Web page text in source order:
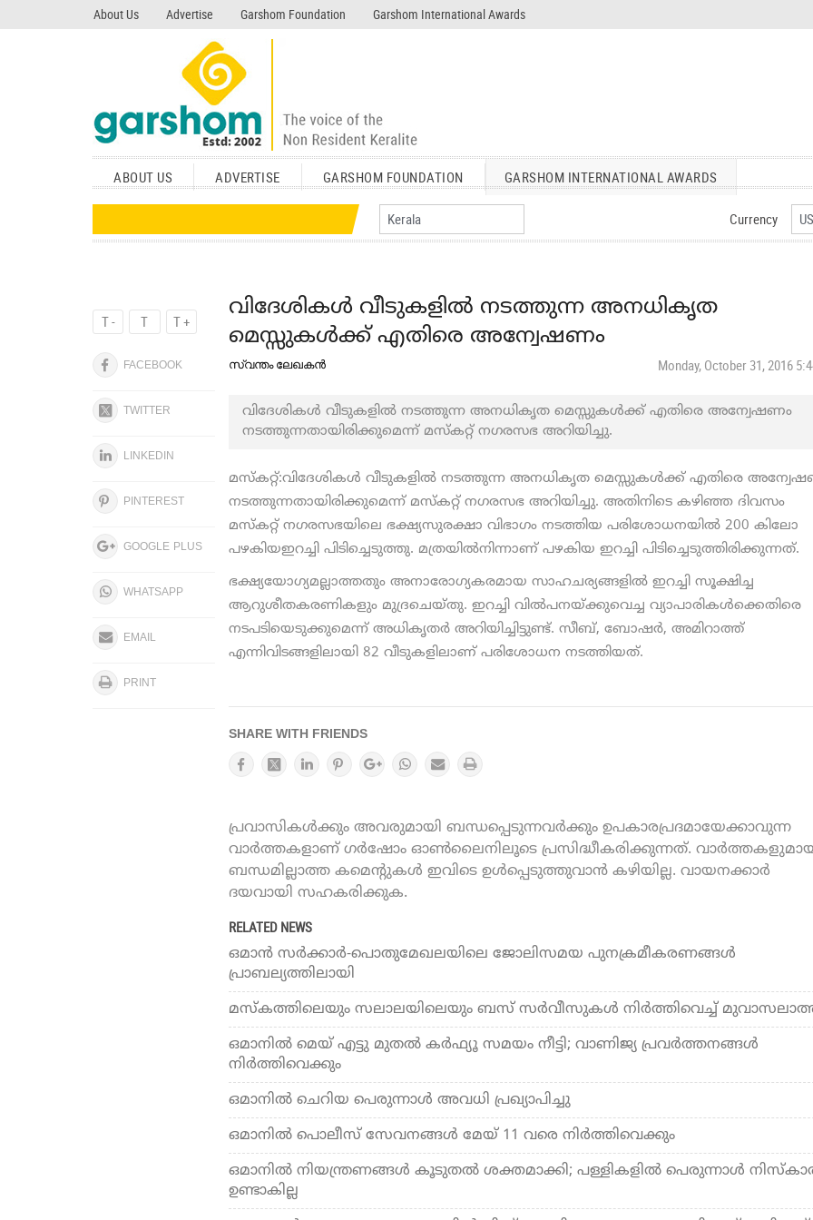
About Us Advertise Garshom Foundation Garshom International Awards
garshom.com
ABOUT US ADVERTISE GARSHOM FOUNDATION GARSHOM INTERNATIONAL AWARDS
Currency
T - T T +
FACEBOOK
TWITTER
LINKEDIN
PINTEREST
GOOGLE PLUS
WHATSAPP
EMAIL
PRINT
വിദേശികള്‍ വീടുകളില്‍ നടത്തുന്ന അനധികൃത
മെസ്സുകള്‍ക്ക് എതിരെ അന്വേഷണം
സ്വന്തം ലേഖകൻ Monday, October 31, 2016
വിദേശികള്‍ വീടുകളില്‍ നടത്തുന്ന അനധികൃത മെസ്സുകള്‍ക്ക് എതിരെ അന്വേഷണം
നടത്തുന്നതായിരിക്കുമെന്ന് മസ്‌കറ്റ് നഗരസഭ അറിയിച്ചു.
മസ്‌കറ്റ്:വിദേശികള്‍ വീടുകളില്‍ നടത്തുന്ന അനധികൃത മെസ്സുകള്‍ക്ക് എതിരെ
നടത്തുന്നതായിരിക്കുമെന്ന് മസ്‌കറ്റ് നഗരസഭ അറിയിച്ചു. അതിനിടെ കഴിഞ്ഞ ദിവസം
മസ്‌കറ്റ് നഗരസഭയിലെ ഭക്ഷ്യസുരക്ഷാ വിഭാഗം നടത്തിയ പരിശോധനയിൽ 200 കിലോ
പഴകിയഇറച്ചി പിടിച്ചെടുത്തു. മത്രയില്‍നിന്നാണ് പഴകിയ ഇറച്ചി പിടിച്ചെടുത്തിരിക്കുന്നത്.
ഭക്ഷ്യയോഗ്യമല്ലാത്തതും അനാരോഗ്യകരമായ സാഹചര്യങ്ങളില്‍ ഇറച്ചി സൂക്ഷിച്ച
ആറുശീതകരണികളും മുദ്രചെയ്തു. ഇറച്ചി വില്‍പനയ്ക്കുവെച്ച വ്യാപാരികള്‍ക്കെതിരെ
നടപടിയെടുക്കുമെന്ന് അധികൃതര്‍ അറിയിച്ചിട്ടുണ്ട്. സീബ്, ബോഷര്‍, അമിറാത്ത്
എന്നിവിടങ്ങളിലായി 82 വീടുകളിലാണ് പരിശോധന നടത്തിയത്.
SHARE WITH FRIENDS
പ്രവാസികൾക്കും അവരുമായി ബന്ധപ്പെടുന്നവർക്കും ഉപകാരപ്രദമായേക്കാവുന്ന
വാർത്തകളാണ് ഗർഷോം ഓൺലൈനിലൂടെ പ്രസിദ്ധീകരിക്കുന്നത്.
ബന്ധമില്ലാത്ത കമെന്റുകൾ ഇവിടെ ഉൾപ്പെടുത്തുവാൻ കഴിയില്ല. വായനക്കാർ
ദയവായി സഹകരിക്കുക.
RELATED NEWS
ഒമാൻ സർക്കാർ-പൊതുമേഖലയിലെ ജോലിസമയ പുനക്രമീകരണങ്ങൾ
പ്രാബല്യത്തിലായി
മസ്‌കത്തിലെയും സലാലയിലെയും ബസ് സര്‍വീസുകള്‍ നിര്‍ത്തിവെച്ച്
ഒമാനില്‍ മെയ് എട്ടു മുതല്‍ കര്‍ഫ്യൂ സമയം നീട്ടി; വാണിജ്യ പ്രവര്‍ത്തനങ്ങള്‍
നിര്‍ത്തിവെക്കും
ഒമാനില്‍ ചെറിയ പെരുന്നാള്‍ അവധി പ്രഖ്യാപിച്ചു
ഒമാനില്‍ പൊലീസ് സേവനങ്ങള്‍ മേയ് 11 വരെ നിര്‍ത്തിവെക്കും
ഒമാനില്‍ നിയന്ത്രണങ്ങള്‍ കൂടുതല്‍ ശക്തമാക്കി; പള്ളികളില്‍ പെരുന്നാള്‍
ഉണ്ടാകില്ല